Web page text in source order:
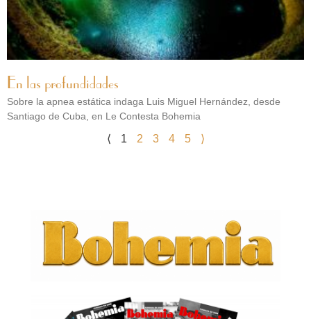
En las profundidades
Sobre la apnea estática indaga Luis Miguel Hernández, desde
Santiago de Cuba, en Le Contesta Bohemia
⟨ 1 2 3 4 5 ⟩